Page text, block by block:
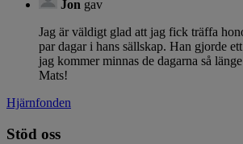
Jon gav
Jag är väldigt glad att jag fick träffa
par dagar i hans sällskap. Han gjorde
jag kommer minnas de dagarna så
Mats!
Hjärnfonden
Stöd oss